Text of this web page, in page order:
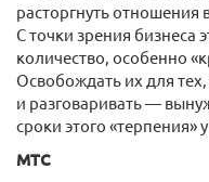
расторгнуть
С точки зрения бизнеса
количество, особенно
Освобождать их для
и разговаривать —
сроки этого «терпения»
МТС